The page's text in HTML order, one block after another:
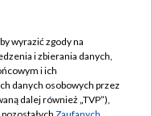
wyrazić zgody na
i zbierania danych,
i ich
danych osobowych przez
dalej również „TVP”),